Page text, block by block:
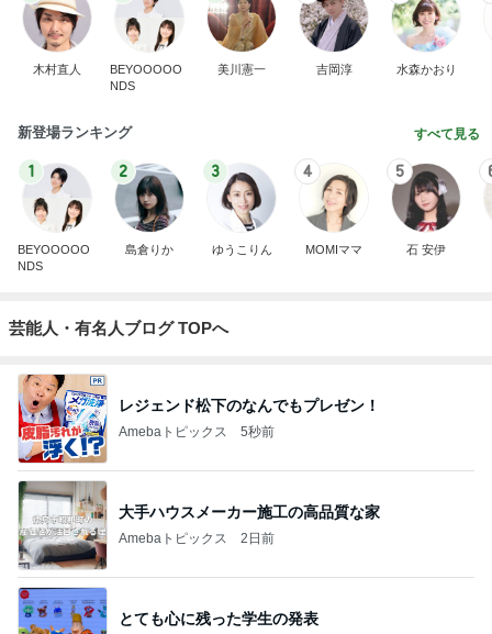
木村直人
BEYOOOOO
NDS
美川憲一 吉岡淳 水森かおり
新登場ランキング すべて見る
1
BEYOOOOO
NDS
2
島倉りか
3
ゆうこりん
4
MOMIママ
5
石 安伊
芸能人・有名人ブログ TOPへ
レジェンド松下のなんでもプレゼン！
Amebaトピックス 5秒前
大手ハウスメーカー施工の高品質な家
Amebaトピックス 2日前
とても心に残った学生の発表